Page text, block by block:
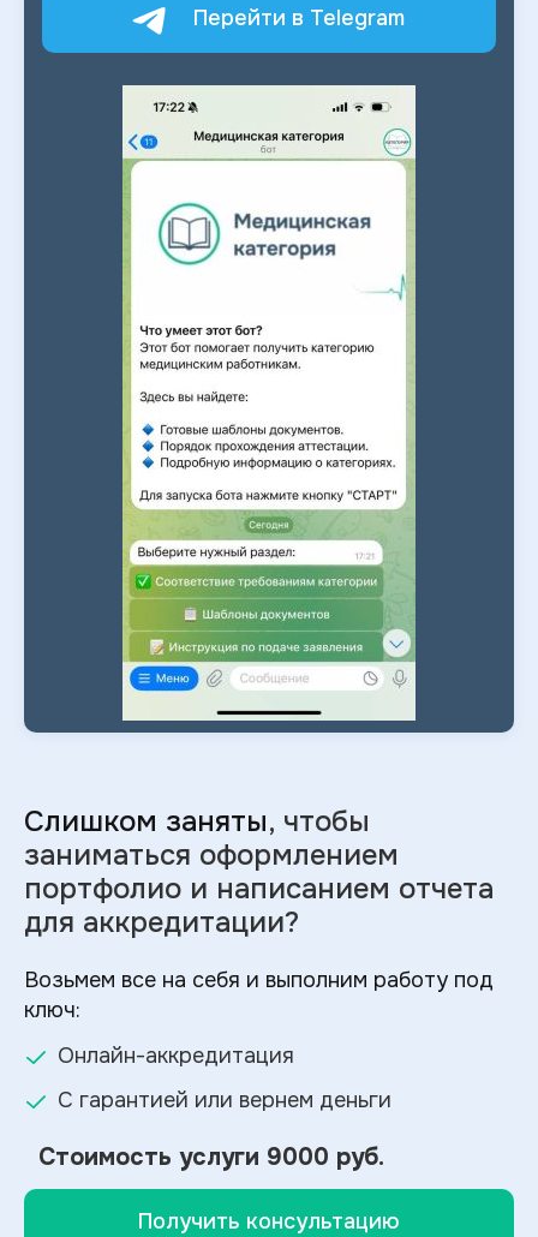
Перейти в Telegram
Слишком заняты, чтобы
заниматься оформлением
портфолио и написанием отчета
для аккредитации?
Возьмем все на себя и выполним работу под
ключ:
Онлайн-аккредитация
С гарантией или вернем деньги
Стоимость услуги 9000 руб.
Получить консультацию